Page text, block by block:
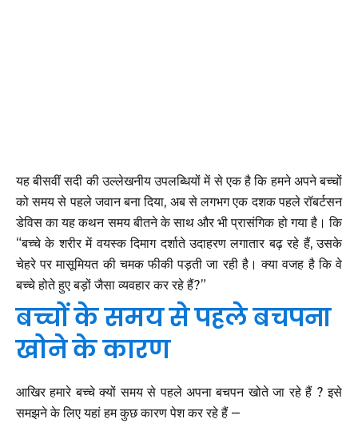
यह बीसवीं सदी की उल्लेखनीय उपलब्धियों में से एक है कि हमने अपने बच्चों
को समय से पहले जवान बना दिया, अब से लगभग एक दशक पहले रॉबर्टसन
डेविस का यह कथन समय बीतने के साथ और भी प्रासंगिक हो गया है। कि
“बच्चे के शरीर में वयस्क दिमाग दर्शाते उदाहरण लगातार बढ़ रहे हैं, उसके
चेहरे पर मासूमियत की चमक फीकी पड़ती जा रही है। क्या वजह है कि वे
बच्चे होते हुए बड़ों जैसा व्यवहार कर रहे हैं?”
बच्चों के समय से पहले बचपना
खोने के कारण
आखिर हमारे बच्चे क्यों समय से पहले अपना बचपन खोते जा रहे हैं ? इसे
समझने के लिए यहां हम कुछ कारण पेश कर रहे हैं –